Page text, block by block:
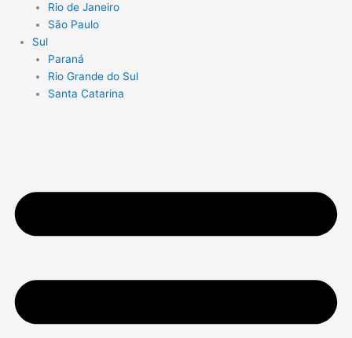
Rio de Janeiro
São Paulo
Sul
Paraná
Rio Grande do Sul
Santa Catarina